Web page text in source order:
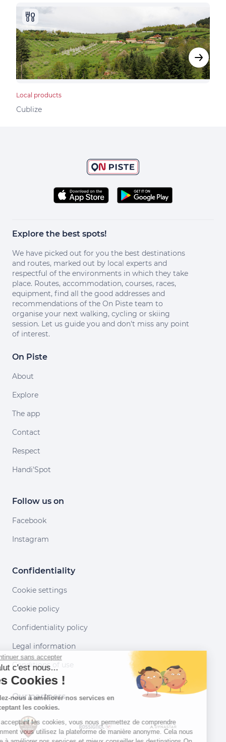
Local products
Cublize
Explore the best spots!
We have picked out for you the best destinations
and routes, marked out by local experts and
respectful of the environments in which they take
place. Routes, accommodation, courses, races,
equipment, find all the good addresses and
recommendations of the On Piste team to
organise your next walking, cycling or skiing
session. Let us guide you and don't miss any point
of interest.
On Piste
About
Explore
The app
Contact
Respect
Handi'Spot
Follow us on
Facebook
Instagram
Confidentiality
Cookie settings
Cookie policy
Confidentiality policy
Legal information
Conditions of use
Our partners
Continuer sans accepter
Salut c'est nous...
les Cookies !
Aidez-nous à améliorer nos services en
acceptant les cookies.
En acceptant les cookies, vous nous permettez de comprendre
comment vous utilisez la plateforme de manière anonyme. Cela nous